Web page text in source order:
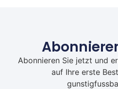
Abonnieren Sie jetzt und
auf Ihre erste